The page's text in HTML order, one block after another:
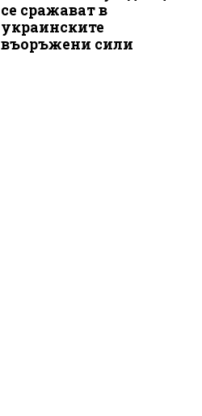
се сражават в
украинските
въоръжени сили